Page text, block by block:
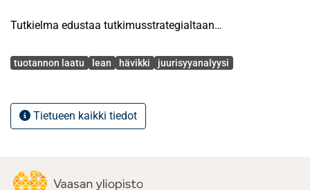
Tutkielma edustaa tutkimusstrategialtaan
kohdeyrityksen tuotantoprosessi ja sen aikana syntyvä
tuotantotoimintaan läheisesti liittyvistä
asiakokonaisuuksista kuten prosessin käsitteestä,
laatutyökaluja, joilla tuotannon laatuongelmia voidaan
Avainsanat
tuotannon laatu lean hävikki juurisyyanalyysi
Tietueen kaikki tiedot